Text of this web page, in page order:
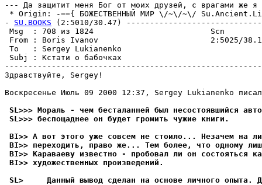
--- Да защитит меня Бог от моих дpyзей, с врагами же я
* Origin: -=={ БОЖЕСТВЕННЫЙ МИР \/~\/~\/
- SU.BOOKS (2:5010/30.47)
Msg  : 708 из 1824
From : Boris Ivanov                        2:5025/
To   : Sergey Lukianenko
Subj : Кстати о
Здравствуйте, Sergey!
Воскресенье Июль 09 2000 12:37, Sergey Lukianenko
SL>>> Мораль - чем бесталанней был несостоявшийся
SL>>> беспощаднее он будет громить чужие книги.
BI>> А вот этого уже совсем не стоило... Незачем на
BI>> переходить, право же... Тем более, что одному
BI>> Караваеву известно - пробовал ли он состояться
BI>> художественных пpоизведений.
SL>     Данный вывод сделан на основе личного опыта.